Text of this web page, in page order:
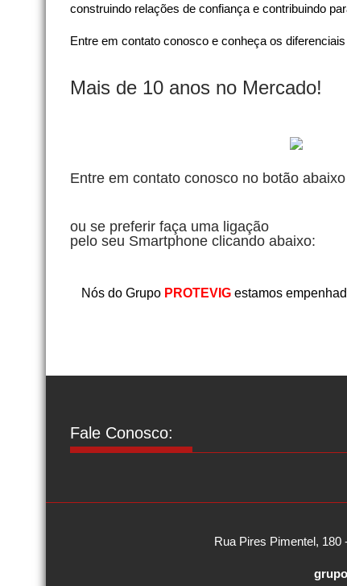
construindo relações de confiança e contribuindo
Entre em contato conosco e conheça os
Mais de 10 anos no Mercado!
Entre em contato conosco no botão
ou se preferir faça uma ligação
pelo seu Smartphone clicando abaixo:
Nós do Grupo PROTEVIG estamos
Fale Conosco:
Rua Pires Pimentel, 180